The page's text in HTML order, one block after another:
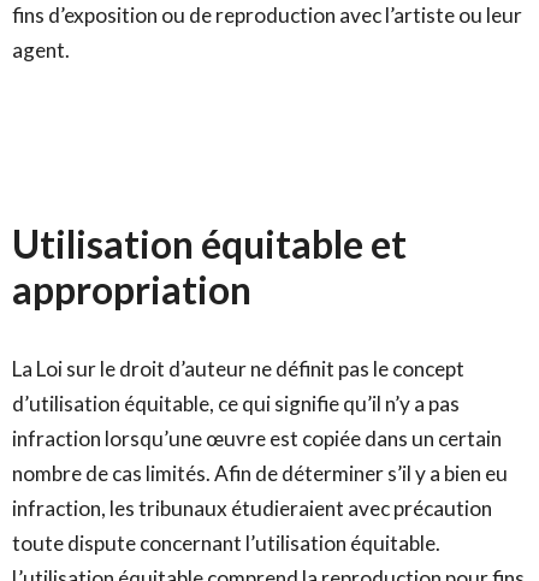
fins d’exposition ou de reproduction avec l’artiste ou leur
agent.
Utilisation équitable et
appropriation
La Loi sur le droit d’auteur ne définit pas le concept
d’utilisation équitable, ce qui signifie qu’il n’y a pas
infraction lorsqu’une œuvre est copiée dans un certain
nombre de cas limités. Afin de déterminer s’il y a bien eu
infraction, les tribunaux étudieraient avec précaution
toute dispute concernant l’utilisation équitable.